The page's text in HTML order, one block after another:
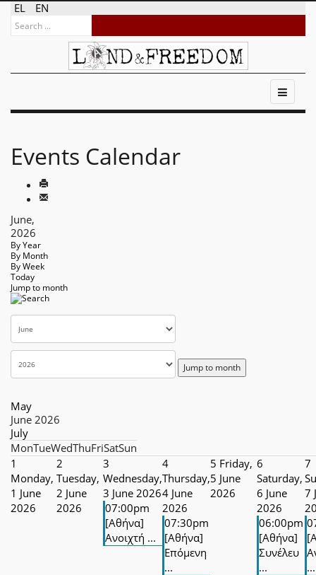
EL EN
Events Calendar
June,
2026
By Year
By Month
By Week
Today
Jump to month
Jump to month
May
June 2026
July
MonTueWedThuFriSatSun
1
Monday,
1 June
2026
2
Tuesday,
2 June
2026
3
Wednesday,
3 June 2026
07:00pm
[Αθήνα]
Ανοιχτή ...
4
Thursday,
4 June
2026
07:30pm
[Αθήνα]
Επόμενη
...
5 Friday,
5 June
2026
6
Saturday,
6 June
2026
06:00pm
[Αθήνα]
Συνέλευ
...
7
7
...